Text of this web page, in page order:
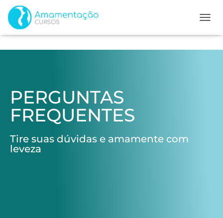
PERGUNTAS
FREQUENTES
Tire suas dúvidas e amamente com
leveza